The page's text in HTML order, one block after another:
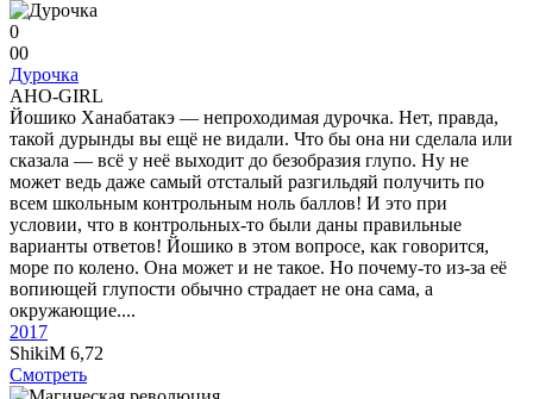
0
00
Дурочка
AHO-GIRL
Йошико Ханабатакэ — непроходимая дурочка. Нет, правда,
такой дурынды вы ещё не видали. Что бы она ни сделала или
сказала — всё у неё выходит до безобразия глупо. Ну не
может ведь даже самый отсталый разгильдяй получить по
всем школьным контрольным ноль баллов! И это при
условии, что в контрольных-то были даны правильные
варианты ответов! Йошико в этом вопросе, как говорится,
море по колено. Она может и не такое. Но почему-то из-за её
вопиющей глупости обычно страдает не она сама, а
окружающие....
2017
ShikiM 6,72
Смотреть